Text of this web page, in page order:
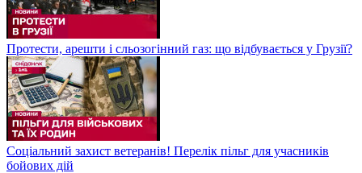
Протести, арешти і сльозогінний газ: що відбувається у Грузії?
Соціальний захист ветеранів! Перелік пільг для учасників
бойових дій